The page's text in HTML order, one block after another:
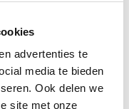
advertenties te
media te bieden
Ook delen we
site met onze
with a walk-in
The combination of
the space a calm and
is equipped
This floor includes
a separate laundry